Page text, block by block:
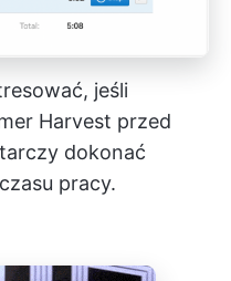
jeśli
Harvest przed
dokonać
pracy.